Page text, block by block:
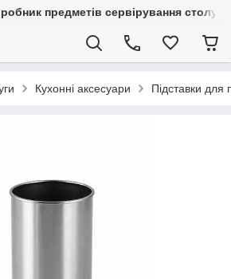
предметів сервірування
Кухонні аксесуари Підставки для